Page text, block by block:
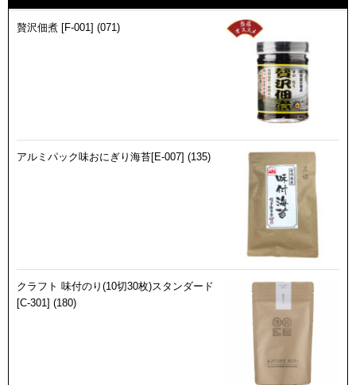
贅沢佃煮 [F-001] (071)
アルミパック味おにぎり海苔[E-007] (135)
クラフト 味付のり(10切30枚)スタンダード
[C-301] (180)